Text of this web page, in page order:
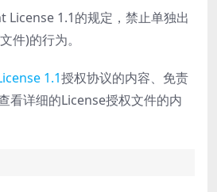
License 1.1的规定，禁止单独出
件)的行为。
1.1授权协议的内容、免责
看详细的License授权文件的内